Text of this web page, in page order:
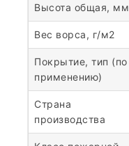
Высота общая, мм
Вес ворса, г/м2
Покрытие, тип (по
применению)
Страна
производства